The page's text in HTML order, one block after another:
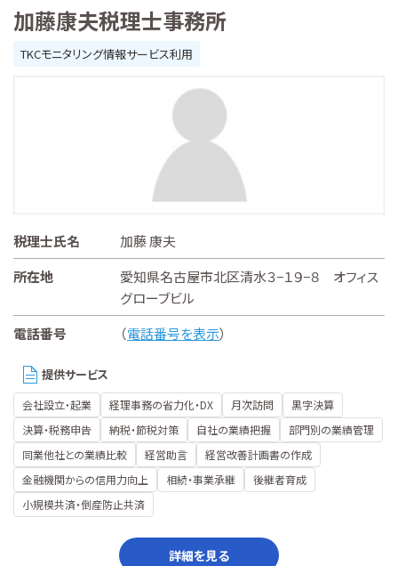
加藤康夫税理士事務所
TKCモニタリング情報サービス利用
税理士氏名
加藤 康夫
所在地
愛知県名古屋市北区清水３−１９−８ オフィス
グローブビル
電話番号
（電話番号を表示）
提供サービス
会社設立・起業 経理事務の省力化・DX 月次訪問
黒字決算
決算・税務申告
納税・節税対策 自社の業績把握
部門別の業績管理
同業他社との業績比較
経営助言
経営改善計画書の作成
金融機関からの信用力向上
相続・事業承継
後継者育成
小規模共済・倒産防止共済
詳細を見る